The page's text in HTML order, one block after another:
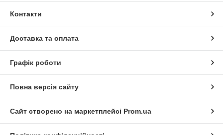
Контакти
Доставка та оплата
Графік роботи
Повна версія сайту
Сайт створено на маркетплейсі Prom.ua